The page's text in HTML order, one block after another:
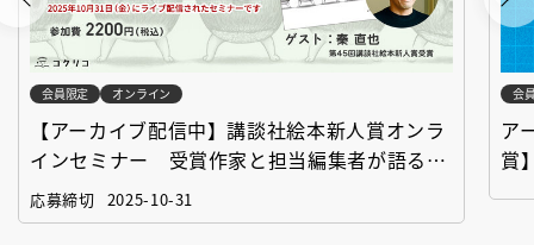
会員限定 オンライン
【アーカイブ配信中】講談社絵本新人賞オンラ
インセミナー 受賞作家と担当編集者が語る
「絵本創作実践講座」
応募締切 2025-10-31
会
ア
賞